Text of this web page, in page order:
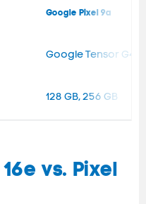
Google Pixel 9a
Google Tensor G4
128 GB, 256 GB
vs. Pixel